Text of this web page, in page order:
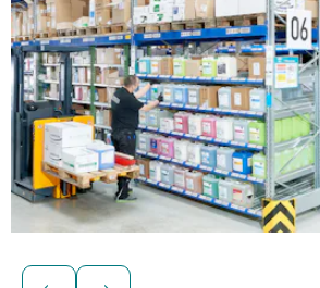
Állványozás